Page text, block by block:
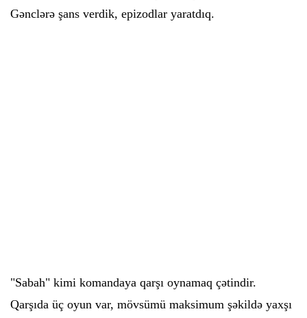
Gənclərə şans verdik, epizodlar yaratdıq.
"Sabah" kimi komandaya qarşı oynamaq çətindir.
Qarşıda üç oyun var, mövsümü maksimum şəkildə yaxşı